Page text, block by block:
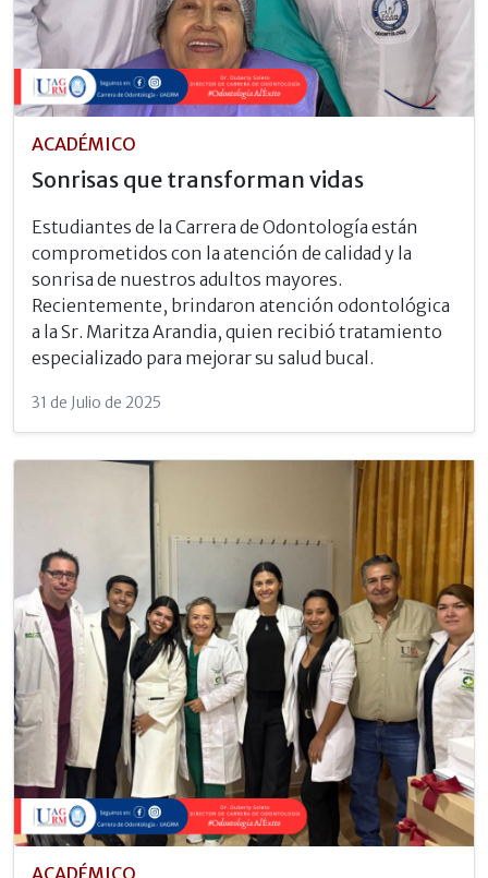
ACADÉMICO
Sonrisas que transforman vidas
Estudiantes de la Carrera de Odontología están
comprometidos con la atención de calidad y la
sonrisa de nuestros adultos mayores.
Recientemente, brindaron atención odontológica
a la Sr. Maritza Arandia, quien recibió tratamiento
especializado para mejorar su salud bucal.
31 de Julio de 2025
ACADÉMICO